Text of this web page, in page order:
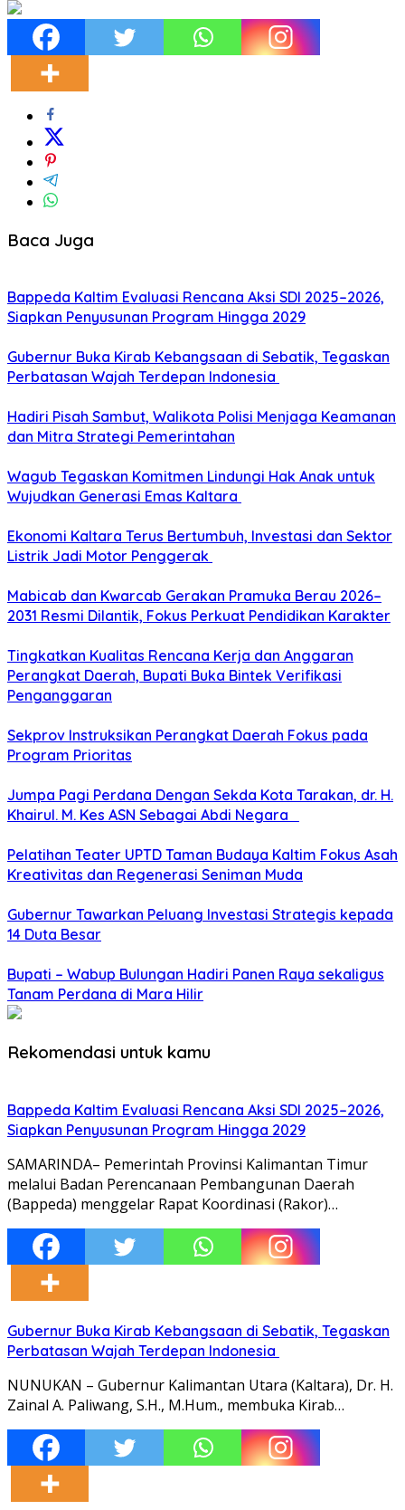
Baca Juga
Bappeda Kaltim Evaluasi Rencana Aksi SDI 2025–2026,
Siapkan Penyusunan Program Hingga 2029
Gubernur Buka Kirab Kebangsaan di Sebatik, Tegaskan
Perbatasan Wajah Terdepan Indonesia
Hadiri Pisah Sambut, Walikota Polisi Menjaga Keamanan
dan Mitra Strategi Pemerintahan
Wagub Tegaskan Komitmen Lindungi Hak Anak untuk
Wujudkan Generasi Emas Kaltara
Ekonomi Kaltara Terus Bertumbuh, Investasi dan Sektor
Listrik Jadi Motor Penggerak
Mabicab dan Kwarcab Gerakan Pramuka Berau 2026–
2031 Resmi Dilantik, Fokus Perkuat Pendidikan Karakter
Tingkatkan Kualitas Rencana Kerja dan Anggaran
Perangkat Daerah, Bupati Buka Bintek Verifikasi
Penganggaran
Sekprov Instruksikan Perangkat Daerah Fokus pada
Program Prioritas
Jumpa Pagi Perdana Dengan Sekda Kota Tarakan, dr. H.
Khairul. M. Kes ASN Sebagai Abdi Negara
Pelatihan Teater UPTD Taman Budaya Kaltim Fokus Asah
Kreativitas dan Regenerasi Seniman Muda
Gubernur Tawarkan Peluang Investasi Strategis kepada
14 Duta Besar
Bupati – Wabup Bulungan Hadiri Panen Raya sekaligus
Tanam Perdana di Mara Hilir
Rekomendasi untuk kamu
Bappeda Kaltim Evaluasi Rencana Aksi SDI 2025–2026,
Siapkan Penyusunan Program Hingga 2029
SAMARINDA– Pemerintah Provinsi Kalimantan Timur
melalui Badan Perencanaan Pembangunan Daerah
(Bappeda) menggelar Rapat Koordinasi (Rakor)…
Gubernur Buka Kirab Kebangsaan di Sebatik, Tegaskan
Perbatasan Wajah Terdepan Indonesia
NUNUKAN – Gubernur Kalimantan Utara (Kaltara), Dr. H.
Zainal A. Paliwang, S.H., M.Hum., membuka Kirab…